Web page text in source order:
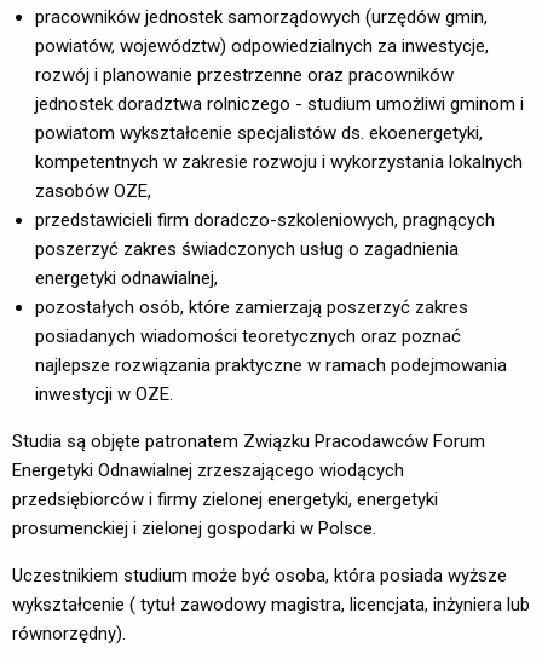
pracowników jednostek samorządowych (urzędów gmin,
powiatów, województw) odpowiedzialnych za inwestycje,
rozwój i planowanie przestrzenne oraz pracowników
jednostek doradztwa rolniczego - studium umożliwi gminom i
powiatom wykształcenie specjalistów ds. ekoenergetyki,
kompetentnych w zakresie rozwoju i wykorzystania lokalnych
zasobów OZE,
przedstawicieli firm doradczo-szkoleniowych, pragnących
poszerzyć zakres świadczonych usług o zagadnienia
energetyki odnawialnej,
pozostałych osób, które zamierzają poszerzyć zakres
posiadanych wiadomości teoretycznych oraz poznać
najlepsze rozwiązania praktyczne w ramach podejmowania
inwestycji w OZE.
Studia są objęte patronatem Związku Pracodawców Forum
Energetyki Odnawialnej zrzeszającego wiodących
przedsiębiorców i firmy zielonej energetyki, energetyki
prosumenckiej i zielonej gospodarki w Polsce.
Uczestnikiem studium może być osoba, która posiada wyższe
wykształcenie ( tytuł zawodowy magistra, licencjata, inżyniera lub
równorzędny).